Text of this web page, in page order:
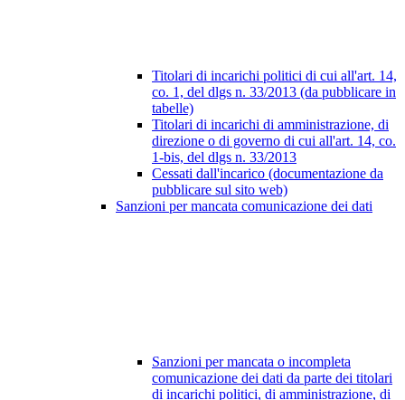
Titolari di incarichi politici di cui all'art. 14,
co. 1, del dlgs n. 33/2013 (da pubblicare in
tabelle)
Titolari di incarichi di amministrazione, di
direzione o di governo di cui all'art. 14, co.
1-bis, del dlgs n. 33/2013
Cessati dall'incarico (documentazione da
pubblicare sul sito web)
Sanzioni per mancata comunicazione dei dati
Sanzioni per mancata o incompleta
comunicazione dei dati da parte dei titolari
di incarichi politici, di amministrazione, di